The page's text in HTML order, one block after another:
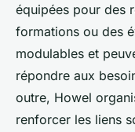
équipées pour des
formations ou des
modulables et
répondre aux
outre, Howel
renforcer les liens